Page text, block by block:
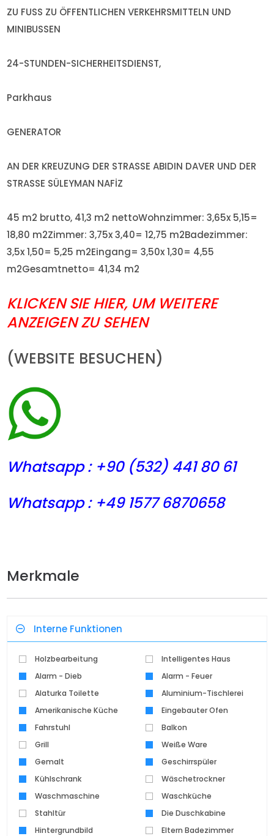
ZU FUSS ZU ÖFFENTLICHEN VERKEHRSMITTELN UND
MINIBUSSEN
24-STUNDEN-SICHERHEITSDIENST,
Parkhaus
GENERATOR
AN DER KREUZUNG DER STRASSE ABIDIN DAVER UND DER
STRASSE SÜLEYMAN NAFİZ
45 m2 brutto, 41,3 m2 nettoWohnzimmer: 3,65x 5,15=
18,80 m2Zimmer: 3,75x 3,40= 12,75 m2Badezimmer:
3,5x 1,50= 5,25 m2Eingang= 3,50x 1,30= 4,55
m2Gesamtnetto= 41,34 m2
KLICKEN SIE HIER, UM WEITERE
ANZEIGEN ZU SEHEN
(WEBSITE BESUCHEN)
Whatsapp : +90 (532) 44180 61
Whatsapp : +49 1577 6870658
Merkmale
Interne Funktionen
Holzbearbeitung
Intelligentes Haus
Alarm - Dieb
Alarm - Feuer
Alaturka Toilette
Aluminium-Tischlerei
Amerikanische Küche
Eingebauter Ofen
Fahrstuhl
Balkon
Grill
Weiße Ware
Gemalt
Geschirrspüler
Kühlschrank
Wäschetrockner
Waschmaschine
Waschküche
Stahltür
Die Duschkabine
Hintergrundbild
Eltern Badezimmer